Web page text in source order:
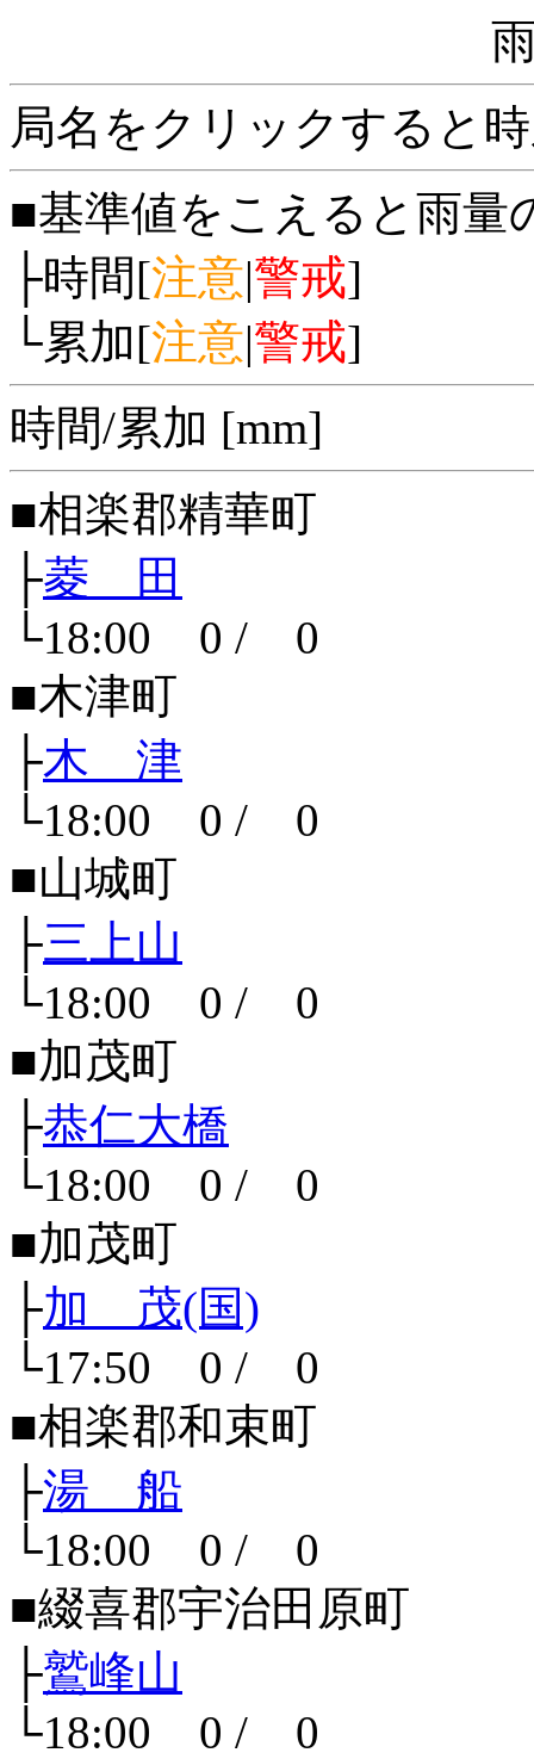
局名をクリックすると
■基準値をこえると雨量
├時間[注意|警戒]
└累加[注意|警戒]
時間/累加 [mm]
■相楽郡精華町
├菱 田
└18:00 0 / 0
■木津町
├木 津
└18:00 0 / 0
■山城町
├三上山
└18:00 0 / 0
■加茂町
├恭仁大橋
└18:00 0 / 0
■加茂町
├加 茂(国)
└17:50 0 / 0
■相楽郡和束町
├湯 船
└18:00 0 / 0
■綴喜郡宇治田原町
├鷲峰山
└18:00 0 / 0